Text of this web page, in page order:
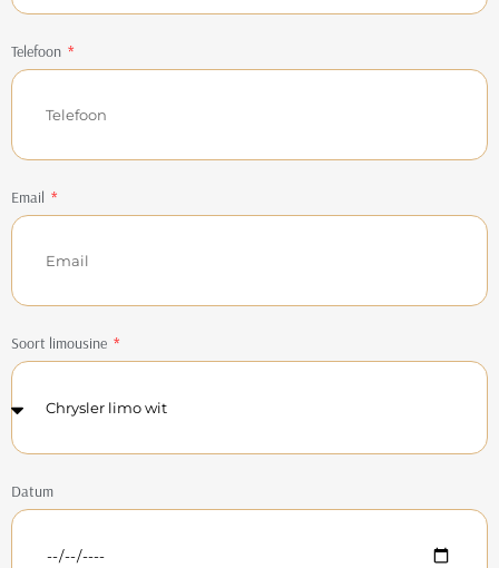
Telefoon
Email
Soort limousine
Datum